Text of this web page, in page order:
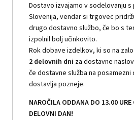
Dostavo izvajamo v sodelovanju
Slovenija, vendar si trgovec
drugo dostavno službo, če bo s
izpolnil bolj učinkovito.
Rok dobave izdelkov, ki so na
2 delovnih dni za dostavne
če dostavne služba na
dostavlja pozneje.
NAROČILA ODDANA DO 13.00
DELOVNI DAN!